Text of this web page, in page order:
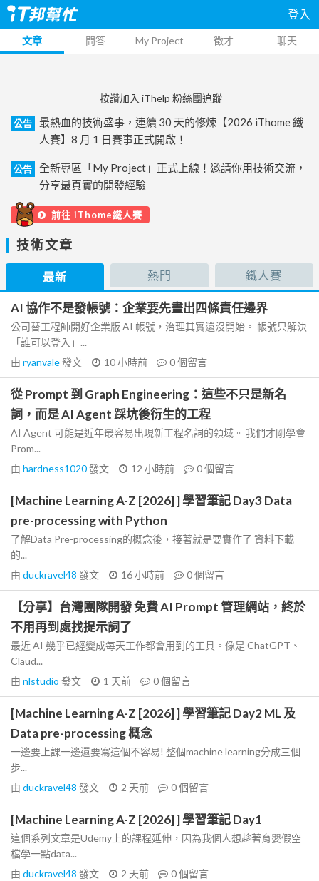
登入
文章 問答 My Project 徵才 聊天
按讚加入 iThelp 粉絲團追蹤
公告
最熱血的技術盛事，連續 30 天的修煉【2026 iThome 鐵
人賽】8 月 1 日賽事正式開啟！
公告
全新專區「My Project」正式上線！邀請你用技術交流，
分享最真實的開發經驗
前往 iThome鐵人賽
技術文章
最新 熱門 鐵人賽
AI 協作不是發帳號：企業要先畫出四條責任邊界
公司替工程師開好企業版 AI 帳號，治理其實還沒開始。 帳號只解決
「誰可以登入」...
由 ryanvale發文 10 小時前 0個留言
從 Prompt 到 Graph Engineering：這些不只是新名
詞，而是 AI Agent 踩坑後衍生的工程
AI Agent 可能是近年最容易出現新工程名詞的領域。 我們才剛學會
Prom...
由 hardness1020發文 12 小時前 0個留言
[Machine Learning A-Z [2026] ] 學習筆記 Day3 Data
pre-processing with Python
了解Data Pre-processing的概念後，接著就是要實作了 資料下載
的...
由 duckravel48 發文 16 小時前 0個留言
【分享】台灣團隊開發 免費 AI Prompt 管理網站，終於
不用再到處找提示詞了
最近 AI 幾乎已經變成每天工作都會用到的工具。像是 ChatGPT、
Claud...
由 nlstudio 發文 1 天前 0個留言
[Machine Learning A-Z [2026] ] 學習筆記 Day2 ML 及
Data pre-processing 概念
一邊要上課一邊還要寫這個不容易! 整個machine learning分成三個
步...
由 duckravel48 發文 2 天前 0個留言
[Machine Learning A-Z [2026] ] 學習筆記 Day1
這個系列文章是Udemy上的課程延伸，因為我個人想趁著育嬰假空
檔學一點data...
由 duckravel48 發文 2 天前 0個留言